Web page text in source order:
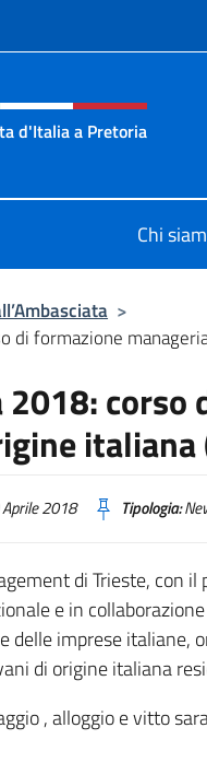
social e
d'Italia a Pretoria
Chi
>
di formazione
corso
italiana
2018 Tipologia:
di Trieste, con
e in
delle imprese italiane,
di origine italiana
, alloggio e vitto